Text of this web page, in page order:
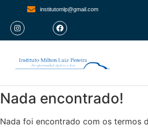
institutomlp@gmail.com
Nada encontrado!
Nada foi encontrado com os termos